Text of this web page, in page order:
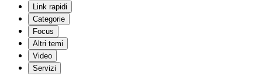
Link rapidi
Categorie
Focus
Altri temi
Video
Servizi